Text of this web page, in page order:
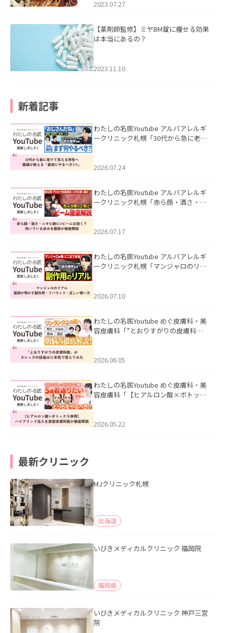
2023.07.27
【薬剤師監修】ミヤBM錠に痩せる効果
は本当にあるの？
2023.11.10
新着記事
わたしの名医Youtube アルバアレルギ
ークリニック札幌「30代から急に老け
た。
2026.07.24
わたしの名医Youtube アルバアレルギ
ークリニック札幌「赤ら顔・酒さ・ニ
した。
2026.07.17
わたしの名医Youtube アルバアレルギ
ークリニック札幌「マンジャロのリア
た。
2026.07.10
わたしの名医Youtube めぐ皮膚科・美
容皮膚科「”とおりすがりの皮膚科
2026.06.05
わたしの名医Youtube めぐ皮膚科・美
容皮膚科「【ヒアルロン酸×ボトック
た。
2026.05.22
最新クリニック
MJクリニック札幌
北海道
いびきメディカルクリニック 福岡院
福岡県
いびきメディカルクリニック 神戸三宮
院